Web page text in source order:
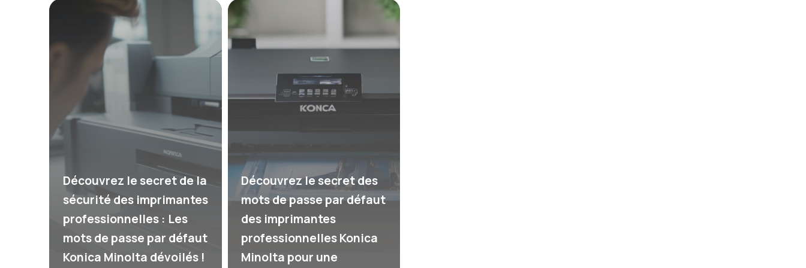
Découvrez le secret de la
sécurité des imprimantes
professionnelles : Les
mots de passe par défaut
Konica Minolta dévoilés !
Découvrez le secret des
mots de passe par défaut
des imprimantes
professionnelles Konica
Minolta pour une